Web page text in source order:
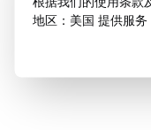
地区：美国 提供服务